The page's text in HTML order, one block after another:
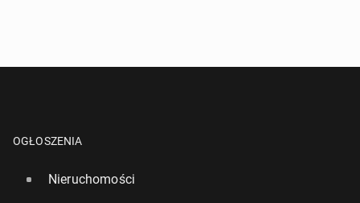
OGŁOSZENIA
Nieruchomości